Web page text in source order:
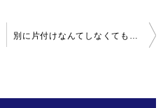
別に片付けなんてしなくてもいいんじゃないの？